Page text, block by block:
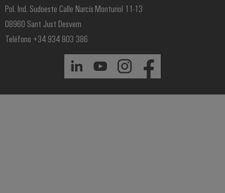
Pol. Ind. Sudoeste Calle Narcís Monturiol 11-13
08960 Sant Just Desvern
Teléfono +34 934 803 386